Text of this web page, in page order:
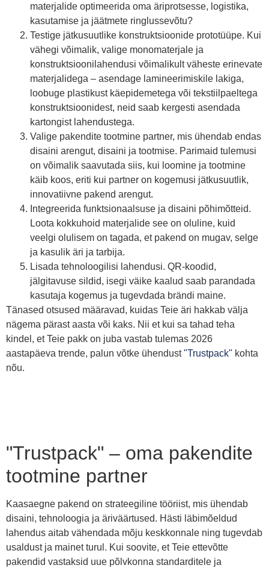
materjalide optimeerida oma äriprotsesse, logistika,
kasutamise ja jäätmete ringlussevõtu?
Testige jätkusuutlike konstruktsioonide prototüüpe. Kui
vähegi võimalik, valige monomaterjale ja
konstruktsioonilahendusi võimalikult väheste erinevate
materjalidega – asendage lamineerimiskile lakiga,
loobuge plastikust käepidemetega või tekstiilpaeltega
konstruktsioonidest, neid saab kergesti asendada
kartongist lahendustega.
Valige pakendite tootmine partner, mis ühendab endas
disaini arengut, disaini ja tootmise. Parimaid tulemusi
on võimalik saavutada siis, kui loomine ja tootmine
käib koos, eriti kui partner on kogemusi jätkusuutlik,
innovatiivne pakend arengut.
Integreerida funktsionaalsuse ja disaini põhimõtteid.
Loota kokkuhoid materjalide see on oluline, kuid
veelgi olulisem on tagada, et pakend on mugav, selge
ja kasulik äri ja tarbija.
Lisada tehnoloogilisi lahendusi. QR-koodid,
jälgitavuse sildid, isegi väike kaalud saab parandada
kasutaja kogemus ja tugevdada brändi maine.
Tänased otsused määravad, kuidas Teie äri hakkab välja
nägema pärast aasta või kaks. Nii et kui sa tahad teha
kindel, et Teie pakk on juba vastab tulemas 2026
aastapäeva trende, palun võtke ühendust"Trustpack" kohta
nõu.
"Trustpack" – oma pakendite
tootmine partner
Kaasaegne pakend on strateegiline tööriist, mis ühendab
disaini, tehnoloogia ja äriväärtused. Hästi läbimõeldud
lahendus aitab vähendada mõju keskkonnale ning tugevdab
usaldust ja mainet turul. Kui soovite, et Teie ettevõtte
pakendid vastaksid uue põlvkonna standarditele ja